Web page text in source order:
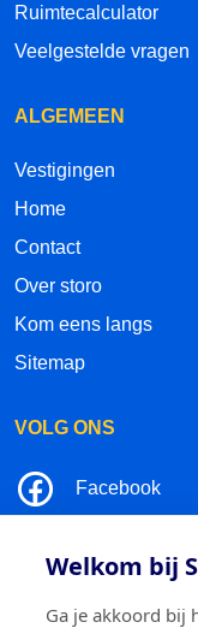
Welkom bij
Ga je akkoord bij
Ruimtecalculator
Veelgestelde vragen
ALGEMEEN
Vestigingen
Home
Contact
Over storo
Kom eens langs
Sitemap
VOLG ONS
Facebook